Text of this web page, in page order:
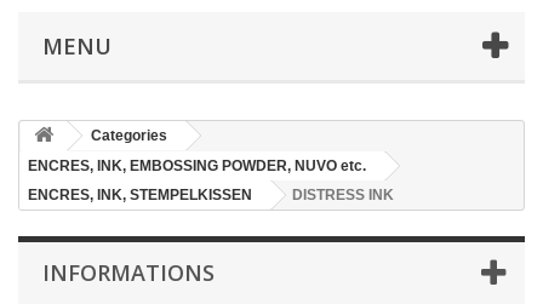
MENU
Categories
ENCRES, INK, EMBOSSING POWDER, NUVO etc.
ENCRES, INK, STEMPELKISSEN
DISTRESS INK
INFORMATIONS